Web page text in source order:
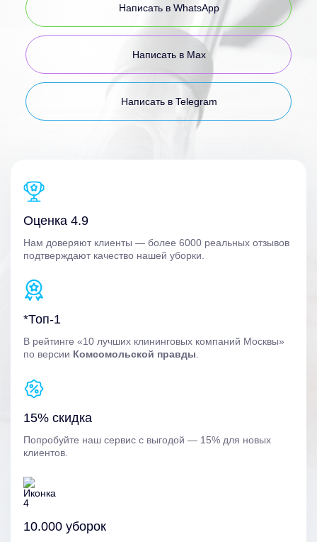
Написать в WhatsApp
Написать в Max
Написать в Telegram
Оценка 4.9
Нам доверяют клиенты — более 6000 реальных отзывов
подтверждают качество нашей уборки.
*Топ-1
В рейтинге «10 лучших клининговых компаний Москвы»
по версии Комсомольской правды
15% скидка
Попробуйте наш сервис с выгодой — 15% для новых
клиентов.
10.000 уборок